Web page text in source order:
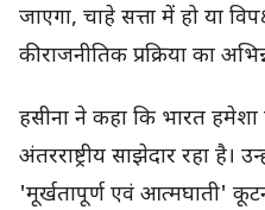
जाएगा, चाहे सत्ता में हो या
की राजनीतिक प्रक्रिया का
हसीना ने कहा कि भारत
अंतरराष्ट्रीय साझेदार रहा है।
'मूर्खतापूर्ण एवं आत्मघाती'